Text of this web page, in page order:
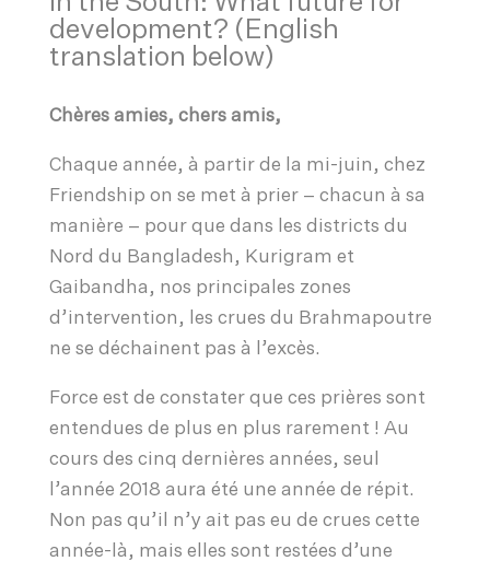
development? (English
translation below)
Chères amies, chers amis,
Chaque année, à partir de la mi-juin, chez
Friendship on se met à prier – chacun à sa
manière – pour que dans les districts du
Nord du Bangladesh, Kurigram et
Gaibandha, nos principales zones
d’intervention, les crues du Brahmapoutre
ne se déchainent pas à l’excès.
Force est de constater que ces prières sont
entendues de plus en plus rarement ! Au
cours des cinq dernières années, seul
l’année 2018 aura été une année de répit.
Non pas qu’il n’y ait pas eu de crues cette
année-là, mais elles sont restées d’une